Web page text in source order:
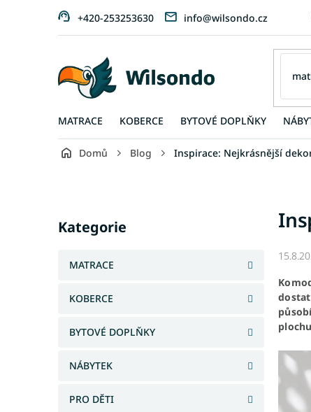
+420-253253630 info@wilsondo.cz
MATRACE KOBERCE BYTOVÉ DOPLŇKY
Domů Blog Inspirace: Nejkrásnější
t
r
kategorie
Kategorie
MATRACE
KOBERCE
BYTOVÉ DOPLŇKY
NÁBYTEK
PRO DĚTI